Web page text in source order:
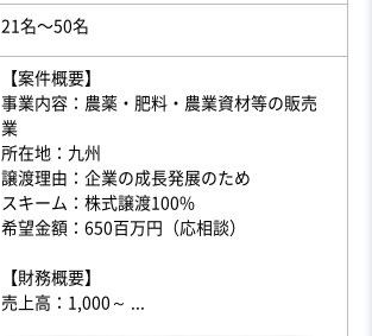
21名〜50名
【案件概要】
事業内容：農薬・肥料・農業資材等の販売
業
所在地：九州
譲渡理由：企業の成長発展のため
スキーム：株式譲渡100%
希望金額：650百万円（応相談）
【財務概要】
売上高：1,000～